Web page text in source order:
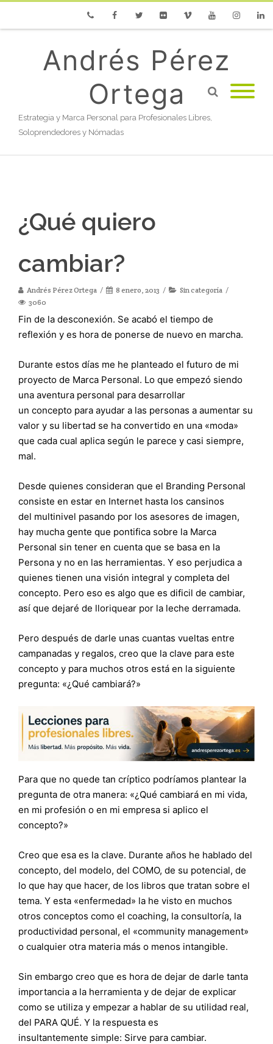
Andrés Pérez
Ortega
Estrategia y Marca Personal para Profesionales Libres,
Soloprendedores y Nómadas
¿Qué quiero
cambiar?
Andrés Pérez Ortega 8 enero, 2013
Sin categoría
3060
Fin de la desconexión. Se acabó el tiempo de
reflexión y es hora de ponerse de nuevo en marcha.
Durante estos días me he planteado el futuro de mi
proyecto de Marca Personal. Lo que empezó siendo
una aventura personal para desarrollar
un concepto para ayudar a las personas a aumentar su
valor y su libertad se ha convertido en una «moda»
que cada cual aplica según le parece y casi siempre,
mal.
Desde quienes consideran que el Branding Personal
consiste en estar en Internet hasta los cansinos
del multinivel pasando por los asesores de imagen,
hay mucha gente que pontifica sobre la Marca
Personal sin tener en cuenta que se basa en la
Persona y no en las herramientas. Y eso perjudica a
quienes tienen una visión integral y completa del
concepto. Pero eso es algo que es dificil de cambiar,
así que dejaré de lloriquear por la leche derramada.
Pero después de darle unas cuantas vueltas entre
campanadas y regalos, creo que la clave para este
concepto y para muchos otros está en la siguiente
pregunta: «¿Qué cambiará?»
Para que no quede tan críptico podríamos plantear la
pregunta de otra manera: «¿Qué cambiará en mi vida,
en mi profesión o en mi empresa si aplico el
concepto?»
Creo que esa es la clave. Durante años he hablado del
concepto, del modelo, del COMO, de su potencial, de
lo que hay que hacer, de los libros que tratan sobre el
tema. Y esta «enfermedad» la he visto en muchos
otros conceptos como el coaching, la consultoría, la
productividad personal, el «community management»
o cualquier otra materia más o menos intangible.
Sin embargo creo que es hora de dejar de darle tanta
importancia a la herramienta y de dejar de explicar
como se utiliza y empezar a hablar de su utilidad real,
del PARA QUÉ. Y la respuesta es
insultantemente simple: Sirve para cambiar.